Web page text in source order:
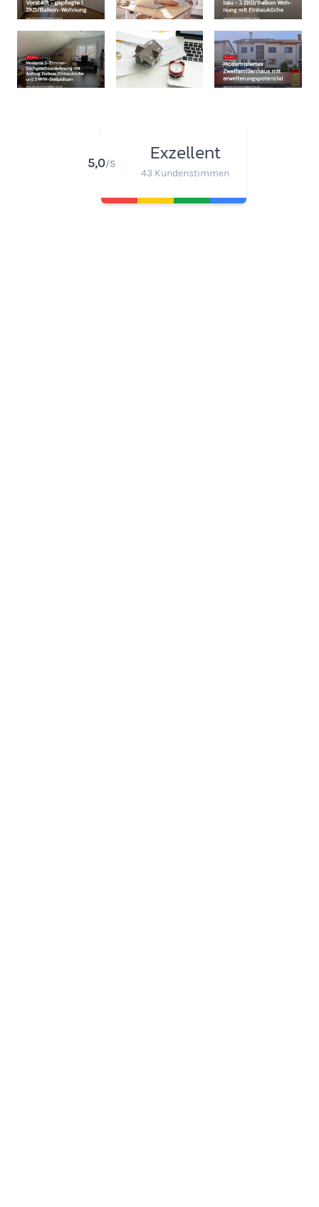
5,0/5 Exzellent
43 Kundenstimmen